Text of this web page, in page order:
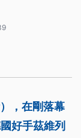
，在剛落幕
好手茲維列